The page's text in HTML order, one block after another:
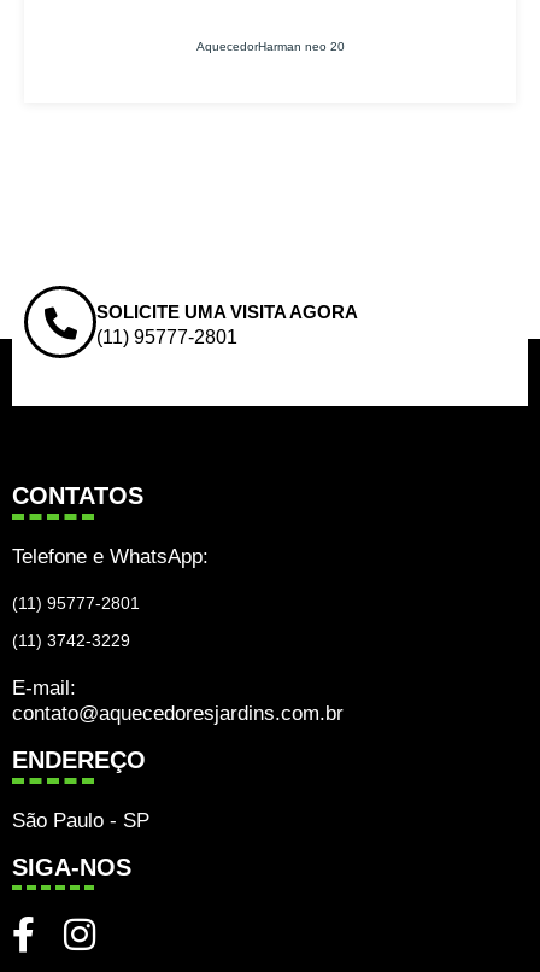
AquecedorHarman neo 20
SOLICITE UMA VISITA AGORA
(11) 95777-2801
CONTATOS
Telefone e WhatsApp:
(11) 95777-2801
(11) 3742-3229
E-mail:
contato@aquecedoresjardins.com.br
ENDEREÇO
São Paulo - SP
SIGA-NOS